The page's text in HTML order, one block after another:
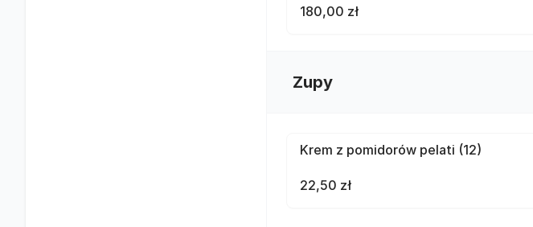
skrzydełka panierowane
2 rodzaje sosów
180,00 zł
Zupy
Krem z pomidorów pelati (12)
22,50 zł